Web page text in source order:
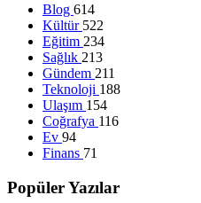
Blog 614
Kültür 522
Eğitim 234
Sağlık 213
Gündem 211
Teknoloji 188
Ulaşım 154
Coğrafya 116
Ev 94
Finans 71
Popüler Yazılar